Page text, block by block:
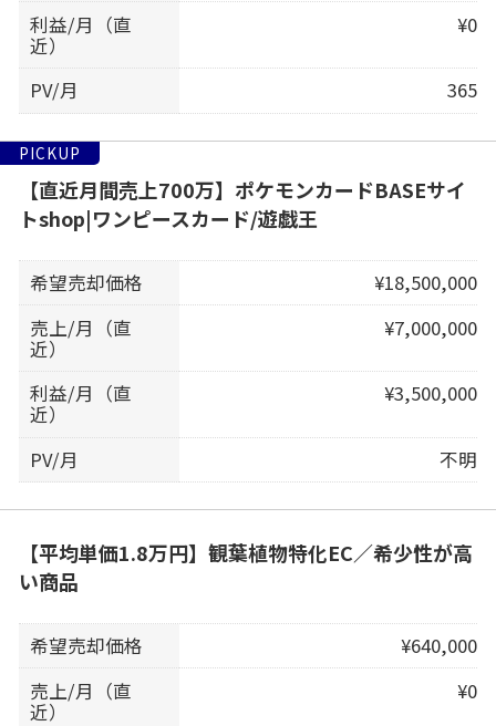
利益/月（直
近）
¥0
PV/月 365
PICKUP
【直近月間売上700万】ポケモンカードBASEサイ
トshop|ワンピースカード/遊戯王
希望売却価格
¥18,500,000
売上/月（直
近）
¥7,000,000
利益/月（直
近）
¥3,500,000
PV/月 不明
【平均単価1.8万円】観葉植物特化EC／希少性が高
い商品
希望売却価格
¥640,000
売上/月（直
近）
¥0